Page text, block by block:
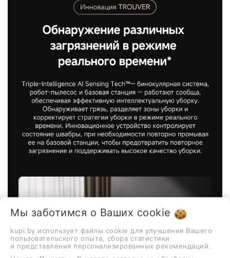
Мы заботимся о Ваших cookie
kupi.by использует файлы cookie для улучшения Вашего
пользовательского опыта, сбора статистики
и представления персонализированных рекомендаций.